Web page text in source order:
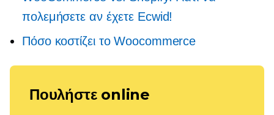
πολεμήσετε αν έχετε Ecwid!
Πόσο κοστίζει το Woocommerce
Πουλήστε online